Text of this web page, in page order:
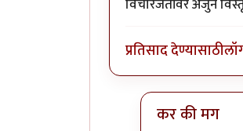
विचारजंतांवर अजुन
प्रतिसाद देण्यासाठी
कर की मग